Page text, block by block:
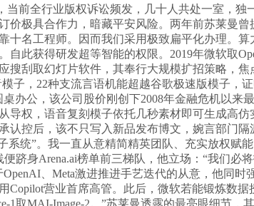
当前全行业版权诉讼频发，几十人共处一室，
价极具合作力，暗藏平安风险。两年前苏莱曼
十名工程师。因而我们采用极致扁平化办理。
自此获得研发超等智能的权限。2019年微软取
搜刮取幻灯片软件，其奉行大规模扩招策略，
子，22种支流言语机能超越谷歌极速版模子
办公，该公司股价刚创下2008年金融危机以
导权，语音复刻模子依托几秒素材即可生成高
认控后，该不只写入新品发布博文，婉言部门
系统”。我一直从意精简精英团队、充实放权
跻身Arena.ai榜单前三梯队，他立场：“我们
、Meta激进推进手艺迭代的从意，他同
Copilot营业首席高管。此后，微软若能锻炼数
1取MAI-Image-2。”苏莱曼透露的最亮眼细节